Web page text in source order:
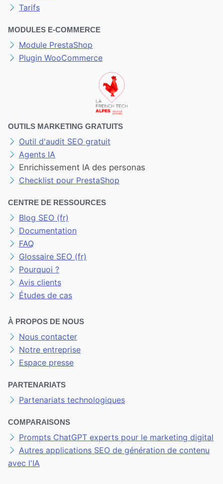
Tarifs
MODULES E-COMMERCE
Module PrestaShop
Plugin WooCommerce
OUTILS MARKETING GRATUITS
Outil d'audit SEO gratuit
Agents IA
Enrichissement IA des personas
Checklist pour PrestaShop
CENTRE DE RESSOURCES
Blog SEO (fr)
Documentation
FAQ
Glossaire SEO (fr)
Pourquoi ?
Avis clients
Études de cas
À PROPOS DE NOUS
Nous contacter
Notre entreprise
Espace presse
PARTENARIATS
Partenariats technologiques
COMPARAISONS
Prompts ChatGPT experts pour le marketing digital
Autres applications SEO de génération de contenu
avec l'IA